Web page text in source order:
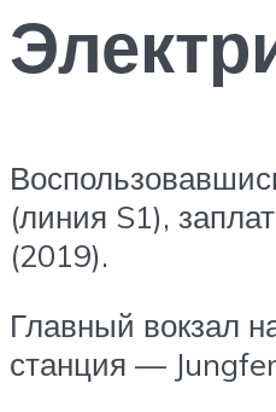
(линия S1),
(2019).
Главный вокзал
станция —